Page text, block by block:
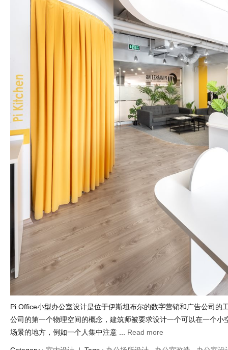
Pi Office小型办公室设计是位于伊斯坦布尔的数字营销和广告公司的
公司的第一个物理空间的概念，建筑师被要求设计一个可以在一个小
场景的地方，例如一个人集中注意 ... Read more